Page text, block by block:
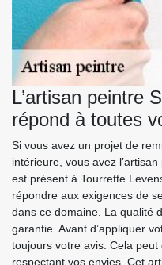
L’artisan peintre
répond à toutes
Si vous avez un projet de
intérieure, vous avez
est présent à Tourrette
répondre aux exigences de
dans ce domaine. La qualité
garantie. Avant d’appliquer
toujours votre avis. Cela
respectant vos envies. Cet